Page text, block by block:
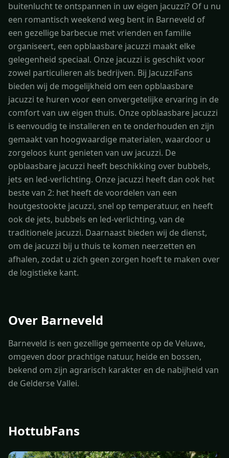
buitenlucht te ontspannen in uw eigen jacuzzi? Of u nu
een romantisch weekend weg bent in Barneveld of
een gezellige barbecue met vrienden en familie
organiseert, een opblaasbare jacuzzi maakt elke
gelegenheid speciaal. Onze jacuzzi is geschikt voor
zowel particulieren als bedrijven. Bij JacuzziFans
bieden wij de mogelijkheid om een opblaasbare
jacuzzi te huren voor een onvergetelijke ervaring in de
comfort van uw eigen thuis. Onze opblaasbare jacuzzi
is eenvoudig te installeren en te onderhouden en zijn
gemaakt van hoogwaardige materialen, waardoor u
zorgeloos kunt genieten van uw jacuzzi. De
opblaasbare jacuzzi heeft beschikking over bubbels,
jets en led-verlichting. Onze jacuzzi heeft dan ook het
beste van 2: het heeft de voordelen van een
houtgestookte jacuzzi, snel op temperatuur, en heeft
ook de jets, bubbels en led-verlichting, van de
traditionele jacuzzi. Daarnaast bieden wij de dienst,
om de jacuzzi bij u thuis te komen neerzetten en
afhalen, zodat u zich geen zorgen hoeft te maken over
de logistieke kant.
Over Barneveld
Barneveld is een gezellige gemeente op de Veluwe,
omgeven door prachtige natuur, heide en bossen,
bekend om zijn agrarisch karakter en de nabijheid van
de Gelderse Vallei.
HottubFans